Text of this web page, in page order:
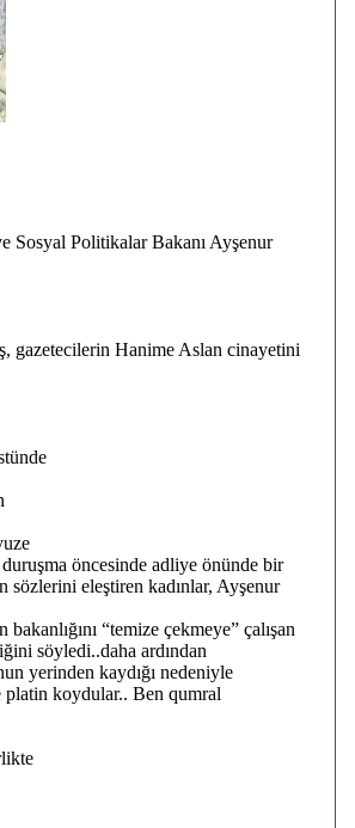
Sosyal Politikalar Bakanı Ayşenur
gazetecilerin Hanime Aslan cinayetini
öncesinde adliye önünde bir
sözlerini eleştiren kadınlar, Ayşenur
bakanlığını “temize çekmeye” çalışan
söyledi..daha ardından
yerinden kaydığı nedeniyle
platin koydular.. Ben qumral